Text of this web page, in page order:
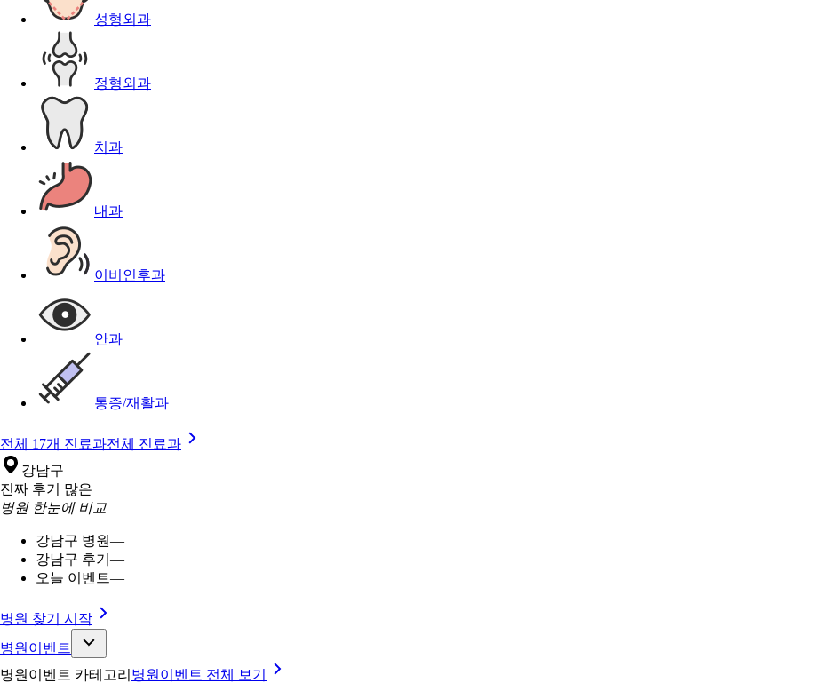
성형외과
정형외과
치과
내과
이비인후과
안과
통증/재활과
전체 17개 진료과전체 진료과
강남구
진짜 후기 많은
병원 한눈에 비교
강남구 병원—
강남구 후기 —
오늘 이벤트—
병원 찾기 시작
병원이벤트
병원이벤트 카테고리 병원이벤트 전체 보기